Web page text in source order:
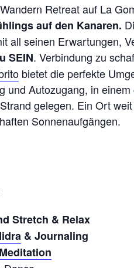
Retreat auf La
auf den Kanaren.
all seinen Erwartungen,
SEIN. Verbindung zu
bietet die perfekte
und Autozugang, in
gelegen. Ein Ort
Sonnenaufgängen.
Stretch & Relax
&Journaling